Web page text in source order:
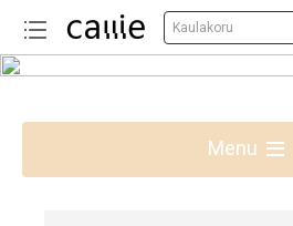
Kaulakoru
content
Parhaat lahjaideat Suomessa
Menu